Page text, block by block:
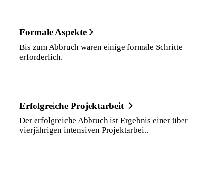
Formale Aspekte
Bis zum Abbruch waren einige formale Schritte
erforderlich.
Erfolgreiche Projektarbeit
Der erfolgreiche Abbruch ist Ergebnis einer über
vierjährigen intensiven Projektarbeit.